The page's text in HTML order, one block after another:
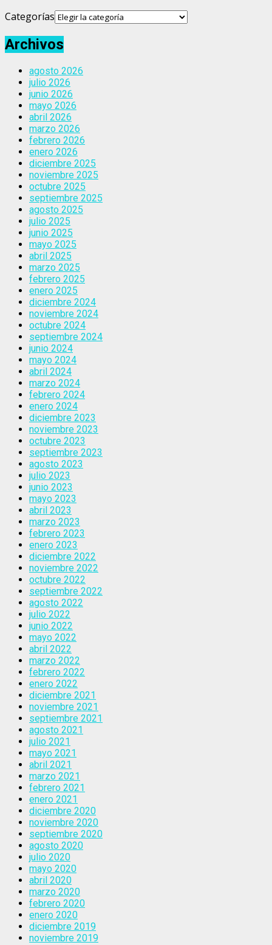
Categorías
Archivos
agosto 2026
julio 2026
junio 2026
mayo 2026
abril 2026
marzo 2026
febrero 2026
enero 2026
diciembre 2025
noviembre 2025
octubre 2025
septiembre 2025
agosto 2025
julio 2025
junio 2025
mayo 2025
abril 2025
marzo 2025
febrero 2025
enero 2025
diciembre 2024
noviembre 2024
octubre 2024
septiembre 2024
junio 2024
mayo 2024
abril 2024
marzo 2024
febrero 2024
enero 2024
diciembre 2023
noviembre 2023
octubre 2023
septiembre 2023
agosto 2023
julio 2023
junio 2023
mayo 2023
abril 2023
marzo 2023
febrero 2023
enero 2023
diciembre 2022
noviembre 2022
octubre 2022
septiembre 2022
agosto 2022
julio 2022
junio 2022
mayo 2022
abril 2022
marzo 2022
febrero 2022
enero 2022
diciembre 2021
noviembre 2021
septiembre 2021
agosto 2021
julio 2021
mayo 2021
abril 2021
marzo 2021
febrero 2021
enero 2021
diciembre 2020
noviembre 2020
septiembre 2020
agosto 2020
julio 2020
mayo 2020
abril 2020
marzo 2020
febrero 2020
enero 2020
diciembre 2019
noviembre 2019